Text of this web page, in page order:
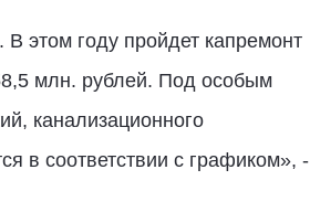
этом году пройдет капремонт
млн. рублей. Под особым
канализационного
в соответствии с графиком», -